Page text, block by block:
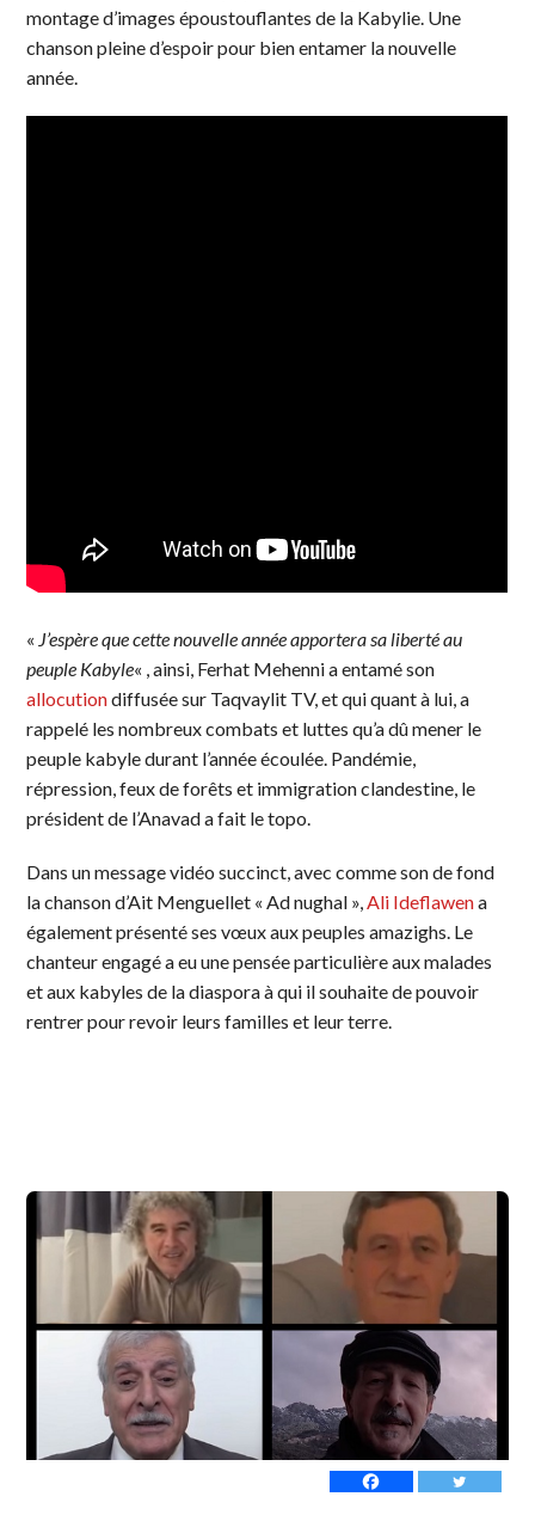
montage d’images époustouflantes de la Kabylie. Une
chanson pleine d’espoir pour bien entamer la nouvelle
année.
« J’espère que cette nouvelle année apportera sa liberté au
peuple Kabyle« , ainsi, Ferhat Mehenni a entamé son
allocutiondiffusée sur Taqvaylit TV, et qui quant à lui, a
rappelé les nombreux combats et luttes qu’a dû mener le
peuple kabyle durant l’année écoulée. Pandémie,
répression, feux de forêts et immigration clandestine, le
président de l’Anavad a fait le topo.
Dans un message vidéo succinct, avec comme son de fond
la chanson d’Ait Menguellet « Ad nughal »,Ali Ideflawena
également présenté ses vœux aux peuples amazighs. Le
chanteur engagé a eu une pensée particulière aux malades
et aux kabyles de la diaspora à qui il souhaite de pouvoir
rentrer pour revoir leurs familles et leur terre.